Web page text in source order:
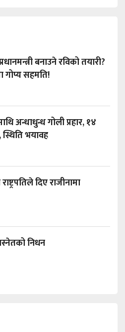
बनाउने रविको तयारी?
गोप्य सहमति!
अन्धाधुन्ध गोली प्रहार, १४
भयावह
दिए राजीनामा
निधन